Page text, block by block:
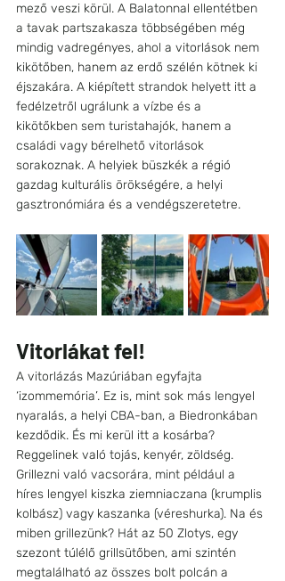
mező veszi körül. A Balatonnal ellentétben
a tavak partszakasza többségében még
mindig vadregényes, ahol a vitorlások nem
kikötőben, hanem az erdő szélén kötnek ki
éjszakára. A kiépített strandok helyett itt a
fedélzetről ugrálunk a vízbe és a
kikötőkben sem turistahajók, hanem a
családi vagy bérelhető vitorlások
sorakoznak. A helyiek büszkék a régió
gazdag kulturális örökségére, a helyi
gasztronómiára és a vendégszeretetre.
Vitorlákat fel!
A vitorlázás Mazúriában egyfajta
‘izommemória’. Ez is, mint sok más lengyel
nyaralás, a helyi CBA-ban, a Biedronkában
kezdődik. És mi kerül itt a kosárba?
Reggelinek való tojás, kenyér, zöldség.
Grillezni való vacsorára, mint például a
híres lengyel kiszka ziemniaczana (krumplis
kolbász) vagy kaszanka (véreshurka). Na és
miben grillezünk? Hát az 50 Zlotys, egy
szezont túlélő grillsütőben, ami szintén
megtalálható az összes bolt polcán a